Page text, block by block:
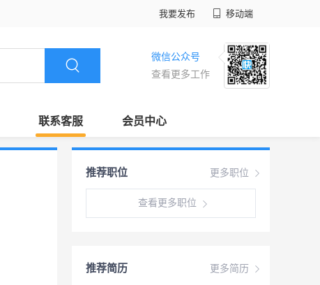
我要发布 移动端
微信公众号
查看更多工作
联系客服 会员中心
更多职位
推荐职位
查看更多职位
更多简历
推荐简历